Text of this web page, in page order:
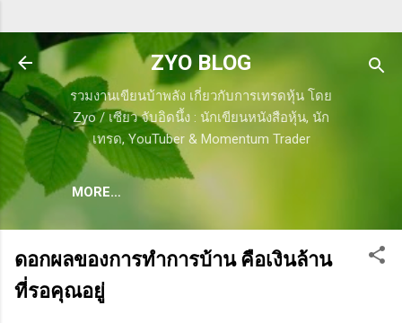
ZYO BLOG
รวมงานเขียนบ้าพลัง เกี่ยวกับการเทรดหุ้น โดย
Zyo / เซียว จับอิดนึ้ง : นักเขียนหนังสือหุ้น, นัก
เทรด, YouTuber & Momentum Trader
MORE…
ดอกผลของการทำการบ้าน คือเงินล้าน
ที่รอคุณอยู่